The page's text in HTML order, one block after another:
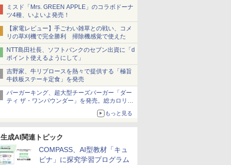
ミスド「Mrs. GREEN APPLE」のコラボドーナ
ツ4種、いよいよ発売！
【家電レビュー】手ごわい雑草との戦い、コメ
リの草刈機で完全勝利 掃除機感覚で使えた
NTT島田社長、ソフトバンクのセブン出資に「d
ポイント使えるようにして」
吉野家、牛リブロースを熱々で提供する「極旨
牛鉄板ステーキ定食」を発売
バーガーキング、超大型チーズバーガー「ダー
ティ ザ・ワンパウンダー」を発売。総カロリー
もっと見る
生成AI関連トピック
COMPASS、AI型教材「キュ
ビナ」に探究学習プログラム